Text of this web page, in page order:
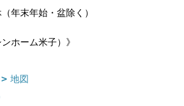
年末年始・盆除く）
ホーム米子）》
地図